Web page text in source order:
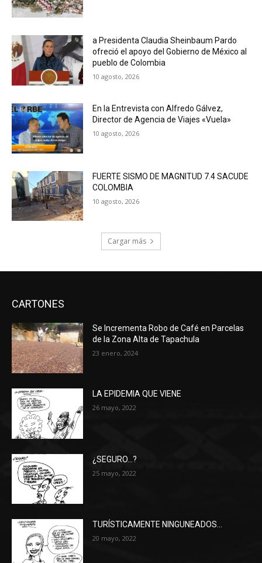
a Presidenta Claudia Sheinbaum Pardo
ofreció el apoyo del Gobierno de México al
pueblo de Colombia
10 agosto, 2026
En la Entrevista con Alfredo Gálvez,
Director de Agencia de Viajes «Vuela»
10 agosto, 2026
FUERTE SISMO DE MAGNITUD 7.4 SACUDE
COLOMBIA
10 agosto, 2026
Cargar más
CARTONES
Se Incrementa Robo de Café en Parcelas
de la Zona Alta de Tapachula
23 enero, 2024
LA EPIDEMIA QUE VIENE
26 mayo, 2022
¿SEGURO…?
25 mayo, 2022
TURÍSTICAMENTE NINGUNEADOS…
20 mayo, 2022